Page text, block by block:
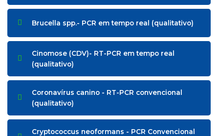
Brucella spp.- PCR em tempo real (qualitativo)
Cinomose (CDV)- RT-PCR em tempo real
(qualitativo)
Coronavírus canino - RT-PCR convencional
(qualitativo)
Cryptococcus neoformans - PCR Convencional